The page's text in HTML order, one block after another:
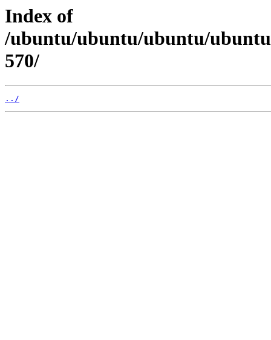
Index of
/ubuntu/ubuntu/ubuntu/
570/
../